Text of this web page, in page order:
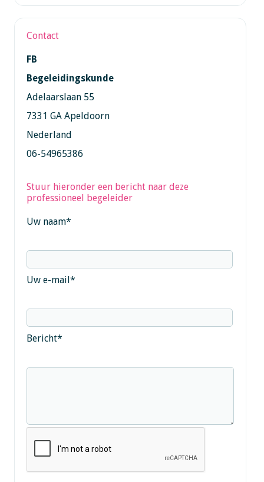
Contact
FB
Begeleidingskunde
Adelaarslaan 55
7331 GA Apeldoorn
Nederland
06-54965386
Stuur hieronder een bericht naar deze
professioneel begeleider
Uw naam*
Uw e-mail*
Bericht*